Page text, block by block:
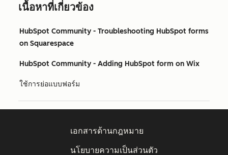
เนื้อหาที่เกี่ยวข้อง
HubSpot Community - Troubleshooting HubSpot forms
on Squarespace
HubSpot Community - Adding HubSpot form on Wix
ใช้การย่อแบบฟอร์ม
เอกสารด้านกฎหมาย
นโยบายความเป็นส่วนตัว